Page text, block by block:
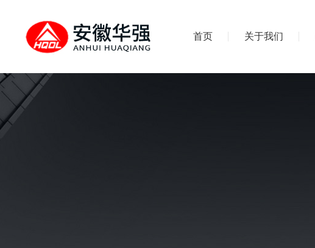
首页 关于我们